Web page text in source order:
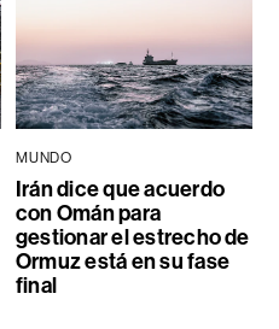
MUNDO
Irán dice que acuerdo
con Omán para
gestionar el estrecho de
Ormuz está en su fase
final